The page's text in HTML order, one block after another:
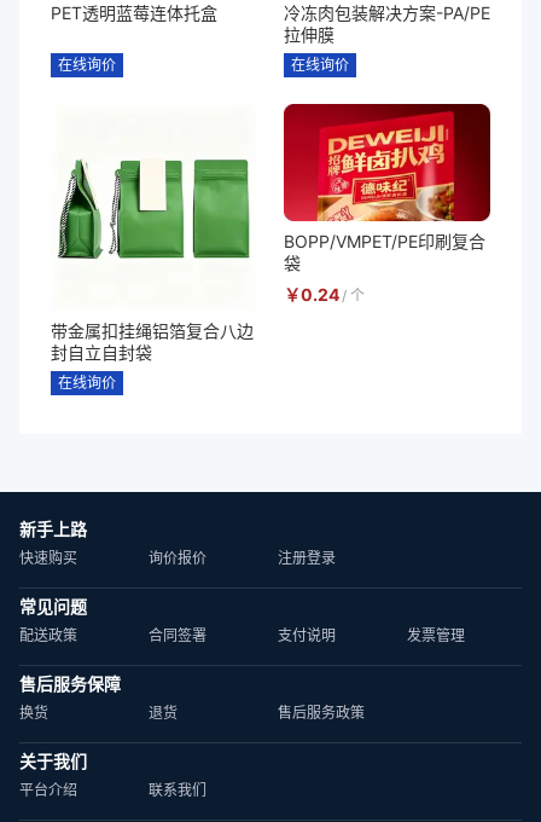
PET透明蓝莓连体托盒
在线询价
冷冻肉包装解决方案-PA/PE
拉伸膜
在线询价
带金属扣挂绳铝箔复合八边
封自立自封袋
在线询价
BOPP/VMPET/PE印刷复合
袋
￥0.24/ 个
新手上路
快速购买 询价报价 注册登录
常见问题
配送政策 合同签署 支付说明 发票管理
售后服务保障
换货 退货 售后服务政策
关于我们
平台介绍 联系我们